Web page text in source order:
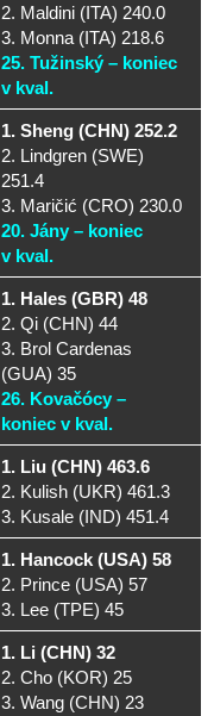
2. Maldini (ITA) 240.0
3. Monna (ITA) 218.6
25. Tužinský – koniec
v kval.
1. Sheng (CHN) 252.2
2. Lindgren (SWE)
251.4
3. Maričić (CRO) 230.0
20. Jány – koniec
v kval.
1. Hales (GBR) 48
2. Qi (CHN) 44
3. Brol Cardenas
(GUA) 35
26. Kovačócy –
koniec v kval.
1. Liu (CHN) 463.6
2. Kulish (UKR) 461.3
3. Kusale (IND) 451.4
1. Hancock (USA) 58
2. Prince (USA) 57
3. Lee (TPE) 45
1. Li (CHN) 32
2. Cho (KOR) 25
3. Wang (CHN) 23